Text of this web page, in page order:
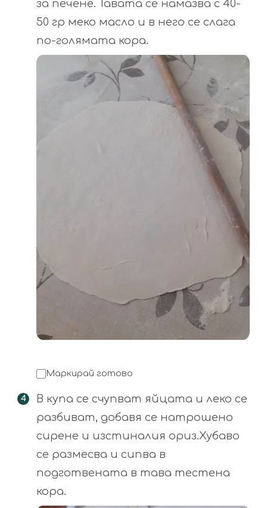
за печене. Тавата се намазва с 40-
50 гр меко масло и в него се слага
по-голямата кора.
Маркирай готово
В купа се счупват яйцата и леко се
разбиват, добавя се натрошено
сирене и изстиналия ориз.Хубаво
се размесва и сипва в
подготвената в тава тестена
кора.